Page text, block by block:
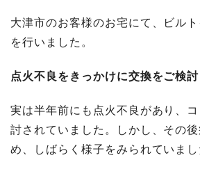
大津市のお客様のお宅にて、ビル
を行いました。
点火不良をきっかけに交換をご検討
実は半年前にも点火不良があり、
討されていました。しかし、その
め、しばらく様子をみられていまし